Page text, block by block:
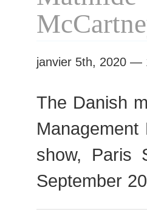
janvier 5th, 2020 —
The Danish
show, Paris
September